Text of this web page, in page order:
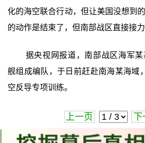
化的海空联合行动，但让美国没想到
的动作是结束了，但南部战区直接接力
据央视网报道，南部战区海军
舰组成编队，于日前赶赴南海某海域
空反导专项训练。
上一页